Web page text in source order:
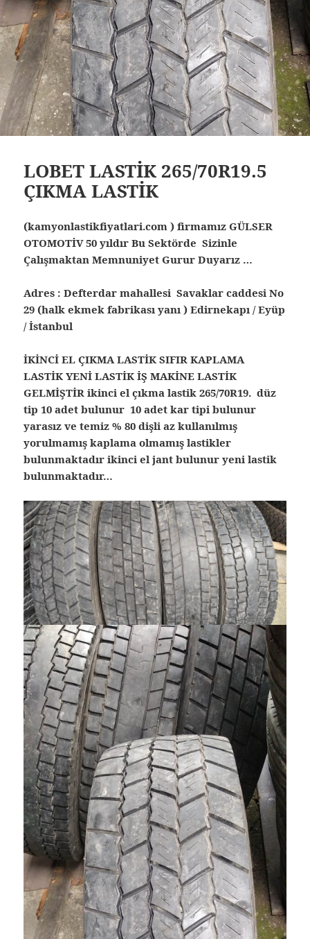
LOBET LASTİK 265/70R19.5
ÇIKMA LASTİK
(kamyonlastikfiyatlari.com ) firmamız GÜLSER
OTOMOTİV 50 yıldır Bu Sektörde Sizinle
Çalışmaktan Memnuniyet Gurur Duyarız …
Adres : Defterdar mahallesi Savaklar caddesi No
29 (halk ekmek fabrikası yanı ) Edirnekapı / Eyüp
/ İstanbul
İKİNCİ EL ÇIKMA LASTİK SIFIR KAPLAMA
LASTİK YENİ LASTİK İŞ MAKİNE LASTİK
GELMİŞTİR ikinci el çıkma lastik 265/70R19. düz
tip 10 adet bulunur 10 adet kar tipi bulunur
yarasız ve temiz % 80 dişli az kullanılmış
yorulmamış kaplama olmamış lastikler
bulunmaktadır ikinci el jant bulunur yeni lastik
bulunmaktadır…